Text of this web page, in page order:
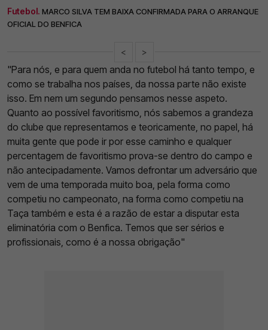
Futebol. MARCO SILVA TEM BAIXA CONFIRMADA PARA O ARRANQUE
OFICIAL DO BENFICA
< >
"Para nós, e para quem anda no futebol há tanto tempo, e
como se trabalha nos países, da nossa parte não existe
isso. Em nem um segundo pensamos nesse aspeto.
Quanto ao possível favoritismo, nós sabemos a grandeza
do clube que representamos e teoricamente, no papel, há
muita gente que pode ir por esse caminho e qualquer
percentagem de favoritismo prova-se dentro do campo e
não antecipadamente. Vamos defrontar um adversário que
vem de uma temporada muito boa, pela forma como
competiu no campeonato, na forma como competiu na
Taça também e esta é a razão de estar a disputar esta
eliminatória com o Benfica. Temos que ser sérios e
profissionais, como é a nossa obrigação"